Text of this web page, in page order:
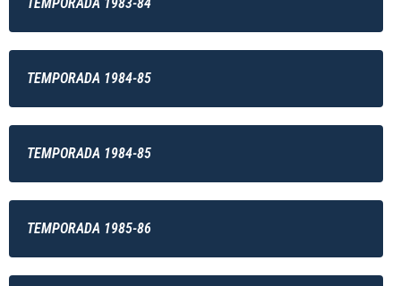
TEMPORADA 1984-85
TEMPORADA 1984-85
TEMPORADA 1985-86